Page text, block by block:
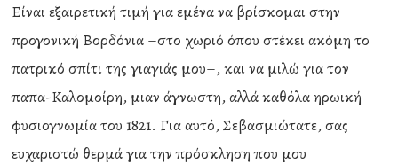
Είναι εξαιρετική τιμή για εμένα να βρίσκομαι στην
προγονική Βορδόνια –στο χωριό όπου στέκει ακόμη το
πατρικό σπίτι της γιαγιάς μου–, και να μιλώ για τον
παπα-Καλομοίρη, μιαν άγνωστη, αλλά καθόλα ηρωική
φυσιογνωμία του 1821. Για αυτό, Σεβασμιώτατε, σας
ευχαριστώ θερμά για την πρόσκληση που μου